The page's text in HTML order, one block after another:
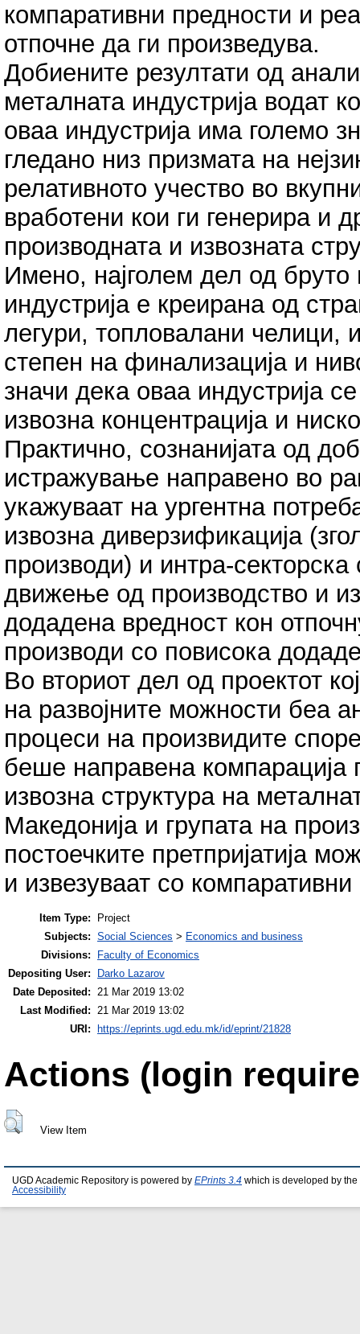
компаративни предности и
отпочне да ги произведува.
Добиените резултати од
металната индустрија водат
оваа индустрија има големо
гледано низ призмата на
релативното учество во
вработени кои ги генерира и
производната и извозната
Имено, најголем дел од бруто
индустрија е креирана од
легури, топловалани челици,
степен на финализација и
значи дека оваа индустрија
извозна концентрација и
Практично, сознанијата од
истражување направено во
укажуваат на ургентна
извозна диверзификација
производи) и интра-
движење од производство и
додадена вредност кон
производи со повисока
Во вториот дел од проектот
на развојните можности беа
процеси на произвидите
беше направена компарација
извозна структура на
Македонија и групата на
постоечките претпријатија
и извезуваат со
Item Type:
Project
Subjects: Social Sciences > Economics and business
Divisions:
Faculty of Economics
Depositing User:
Darko Lazarov
Date Deposited: 21 Mar 2019 13:02
Last Modified: 21 Mar 2019 13:02
URI:
https://eprints.ugd.edu.mk/id/eprint/21828
Actions (login
View Item
UGD Academic Repository is powered by EPrints 3.4 which is developed by the
Accessibility